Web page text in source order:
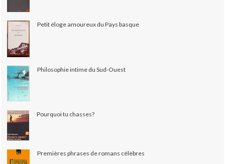
Petit éloge amoureux du Pays basque
Philosophie intime du Sud-Ouest
Pourquoi tu chasses?
Premières phrases de romans célèbres